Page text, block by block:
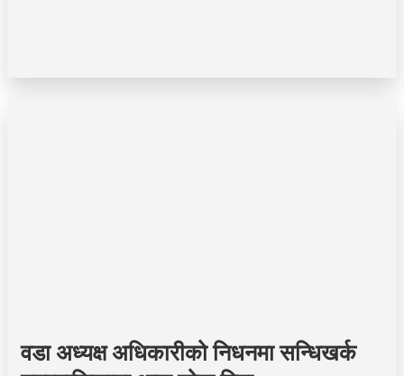
वडा अध्यक्ष अधिकारीको निधनमा सन्धिखर्क